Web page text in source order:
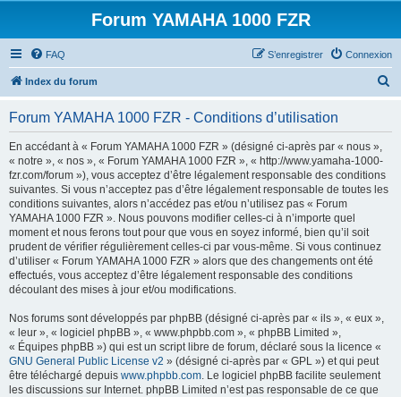
Forum YAMAHA 1000 FZR
FAQ Connexion
S’enregistrer
Index du forum
Forum YAMAHA 1000 FZR - Conditions d’utilisation
En accédant à « Forum YAMAHA 1000 FZR » (désigné ci-après par « nous »,
« notre », « nos », « Forum YAMAHA 1000 FZR », « http://www.yamaha-1000-
fzr.com/forum »), vous acceptez d’être légalement responsable des conditions
suivantes. Si vous n’acceptez pas d’être légalement responsable de toutes les
conditions suivantes, alors n’accédez pas et/ou n’utilisez pas « Forum
YAMAHA 1000 FZR ». Nous pouvons modifier celles-ci à n’importe quel
moment et nous ferons tout pour que vous en soyez informé, bien qu’il soit
prudent de vérifier régulièrement celles-ci par vous-même. Si vous continuez
d’utiliser « Forum YAMAHA 1000 FZR » alors que des changements ont été
effectués, vous acceptez d’être légalement responsable des conditions
découlant des mises à jour et/ou modifications.
Nos forums sont développés par phpBB (désigné ci-après par « ils », « eux »,
« leur », « logiciel phpBB », « www.phpbb.com », « phpBB Limited »,
« Équipes phpBB ») qui est un script libre de forum, déclaré sous la licence «
GNU General Public License v2 » (désigné ci-après par « GPL ») et qui peut
être téléchargé depuis www.phpbb.com. Le logiciel phpBB facilite seulement
les discussions sur Internet. phpBB Limited n’est pas responsable de ce que